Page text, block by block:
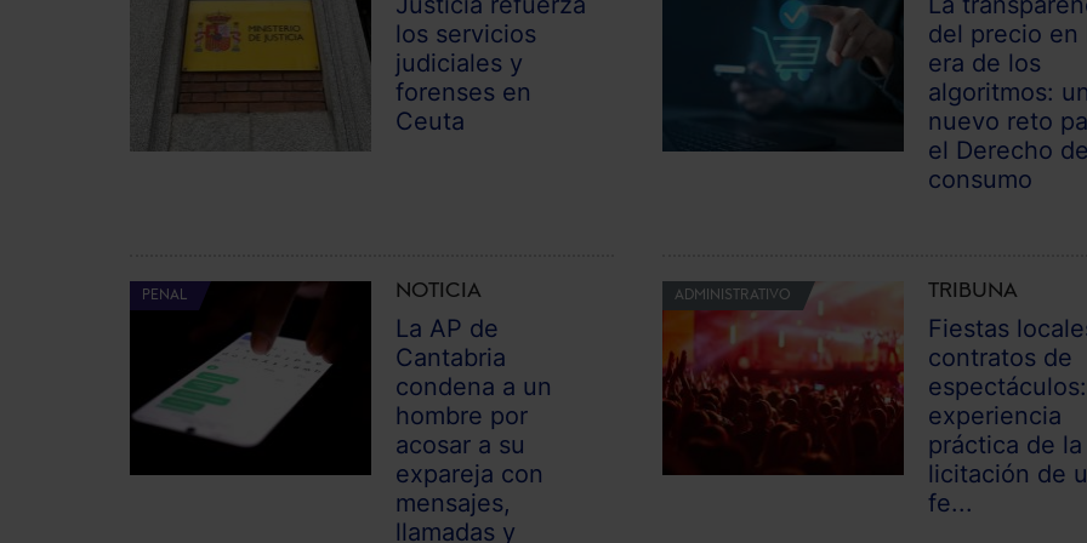
los servicios
judiciales y
forenses en
Ceuta
del precio en
era de los
algoritmos: un
nuevo reto
el Derecho de
consumo
PENAL NOTICIA
La AP de
Cantabria
condena a un
hombre por
acosar a su
expareja con
mensajes,
llamadas y
ADMINISTRATIVO TRIBUNA
Fiestas
contratos de
espectáculos:
experiencia
práctica de la
licitación de
fe...